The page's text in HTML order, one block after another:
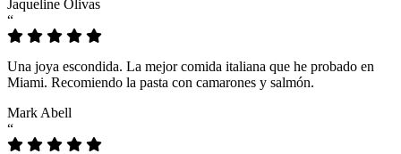
Jaqueline Olivas
“
Una joya escondida. La mejor comida italiana que he probado en
Miami. Recomiendo la pasta con camarones y salmón.
Mark Abell
“